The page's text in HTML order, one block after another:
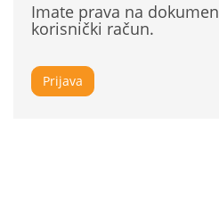
Imate prava na
korisnički račun.
Prijava